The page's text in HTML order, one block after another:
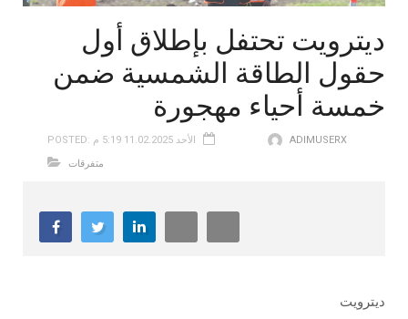
ديترويت تحتفل بإطلاق أول
حقول الطاقة الشمسية ضمن
خمسة أحياء مهجورة
POSTED: الأحد 11.02.2025 5:19 م
ADIMUSERX
متفرقات
ديترويت